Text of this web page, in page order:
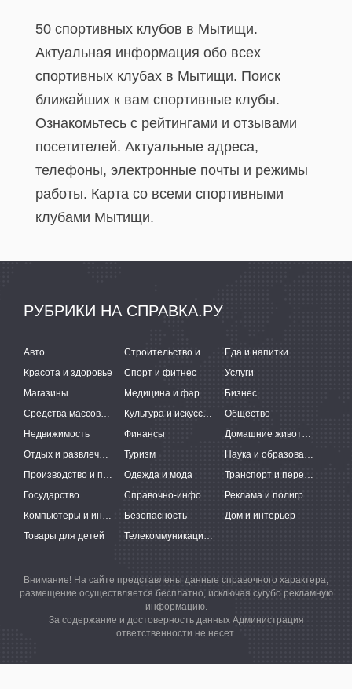
50 спортивных клубов в Мытищи.
Актуальная информация обо всех
спортивных клубах в Мытищи. Поиск
ближайших к вам спортивные клубы.
Ознакомьтесь с рейтингами и отзывами
посетителей. Актуальные адреса,
телефоны, электронные почты и режимы
работы. Карта со всеми спортивными
клубами Мытищи.
РУБРИКИ НА СПРАВКА.РУ
Авто Строительство и ремонт
Еда и напитки
Красота и здоровье
Спорт и фитнес
Услуги
Магазины
Медицина и фармацевтика
Бизнес
Средства массовой информации
Культура и искусство
Общество
Недвижимость
Финансы
Домашние животные
Отдых и развлечения
Туризм
Наука и образование
Производство и поставки
Одежда и мода
Транспорт и перевозки
Государство
Справочно-информационные системы
Реклама и полиграфия
Компьютеры и интернет
Безопасность
Дом и интерьер
Товары для детей
Телекоммуникации и связь
Внимание! На сайте представлены данные справочного характера,
размещение осуществляется бесплатно, исключая сугубо рекламную
информацию.
За содержание и достоверность данных Администрация
ответственности не несет.